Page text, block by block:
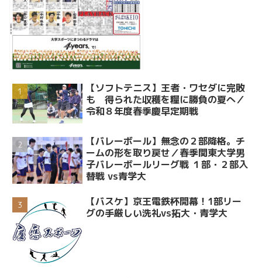
【ソフトテニス】王者・ワセダに完敗
も 得られた収穫を糧に勝負の夏へ／
令和８年度春季慶早定期戦
【バレーボール】無念の２部降格。チ
ームの形を取り戻せ／春季関東大学男
子バレーボールリーグ戦 １部・２部入
替戦 vs青学大
【バスケ】京王電鉄杯開幕！1部リー
グの手厳しい洗礼vs拓大・青学大